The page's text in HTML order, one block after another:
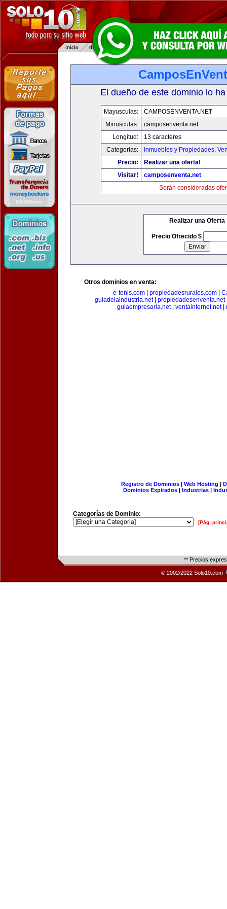
El dueño de este dominio lo
Mayusculas:
CAMPOSENVENTA.NET
Minusculas:
camposenventa.net
Longitud:
13 caracteres
Categorias:
Inmuebles y Propiedades,
Precio:
Realizar una oferta!
Visitar!
camposenventa.net
Serán consideradas
Realizar una Oferta
Precio Ofrecido $
Otros dominios en venta:
e-tenis.com
propiedadesrurales.com
guiadelaindustria.net propiedadesenventa.net
guiaempresaria.net| ventainternet.net|
Registro de Dominios| Web Hosting |
Dominios Expirados | Industrias |
Categorías de Dominio:
[Pág.
** Precios
© 2002/2022 Solo10.com